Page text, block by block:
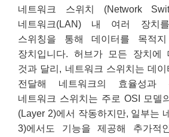
네트워크 스위치 (Network
네트워크(LAN) 내 여러 장치
스위칭을 통해 데이터를 목적
장치입니다. 허브가 모든 장치에
것과 달리, 네트워크 스위치는 데
전달해 네트워크의 효율성과
네트워크 스위치는 주로 OSI 모델
(Layer 2)에서 작동하지만, 일부는
3)에서도 기능을 제공해 추가적